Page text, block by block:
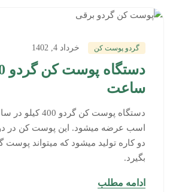
گردو پوست کن خرداد 4, 1402
ساعت
اسب عرضه میشود. این پوست کن در
دو کاره تولید میشود که میتواند پوست
بگیرد.
ادامه مطلب